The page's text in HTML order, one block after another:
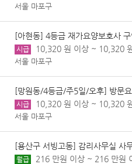
서울 마포구
[아현동] 4등급 재가요양보호사 구
시급 10,320 원 이상 ~ 10,320
서울 마포구
[망원동/4등급/주5일/오후] 방문
시급 10,320 원 이상 ~ 10,320
서울 마포구
[용산구 서빙고동] 감리사무실 사
월급 216 만원 이상 ~ 216 만원